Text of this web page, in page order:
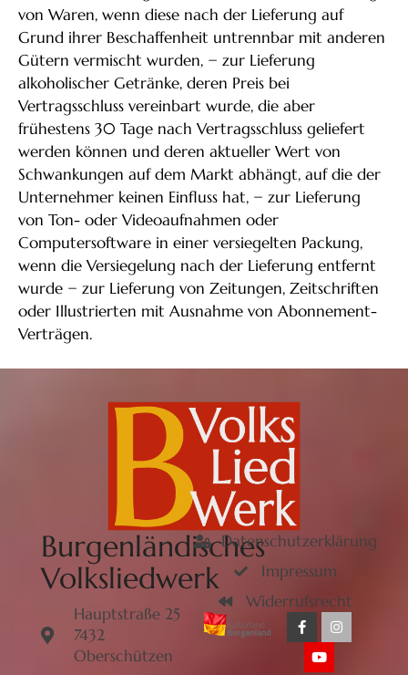
von Waren, wenn diese nach der Lieferung auf
Grund ihrer Beschaffenheit untrennbar mit anderen
Gütern vermischt wurden, − zur Lieferung
alkoholischer Getränke, deren Preis bei
Vertragsschluss vereinbart wurde, die aber
frühestens 30 Tage nach Vertragsschluss geliefert
werden können und deren aktueller Wert von
Schwankungen auf dem Markt abhängt, auf die der
Unternehmer keinen Einfluss hat, − zur Lieferung
von Ton- oder Videoaufnahmen oder
Computersoftware in einer versiegelten Packung,
wenn die Versiegelung nach der Lieferung entfernt
wurde − zur Lieferung von Zeitungen, Zeitschriften
oder Illustrierten mit Ausnahme von Abonnement-
Verträgen.
Burgenländisches
Volksliedwerk
Hauptstraße 25
7432
Oberschützen
Datenschutzerklärung
Impressum
Widerrufsrecht